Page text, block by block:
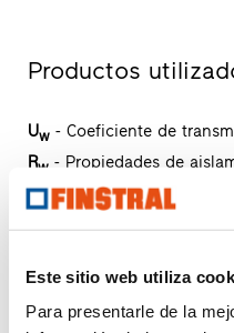
Este sitio web utiliza
Para presentarle de la
Productos
Uw- Coeficiente de
Rw- Propiedades de
npd- no performance
FIN-